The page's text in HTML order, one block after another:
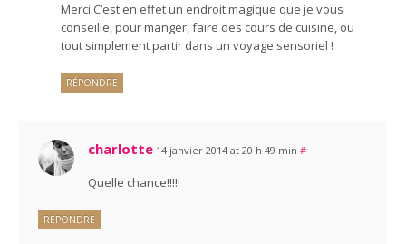
Merci.C’est en effet un endroit magique que je vous
conseille, pour manger, faire des cours de cuisine, ou
tout simplement partir dans un voyage sensoriel !
RÉPONDRE
charlotte 14 janvier 2014 at 20 h 49 min #
Quelle chance!!!!!
RÉPONDRE